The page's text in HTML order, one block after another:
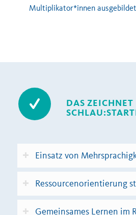
Multiplikator*innen
DAS ZEICHNET
Einsatz von
Ressourcenorientierung
Gemeinsames Lernen im